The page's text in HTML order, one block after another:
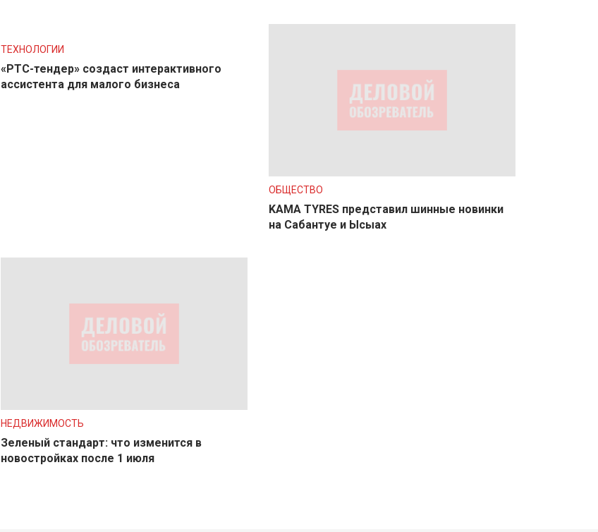
ТЕХНОЛОГИИ
«РТС-тендер» создаст интерактивного
ассистента для малого бизнеса
ОБЩЕСТВО
KAMA TYRES представил шинные новинки
на Сабантуе и Ысыах
НЕДВИЖИМОСТЬ
Зеленый стандарт: что изменится в
новостройках после 1 июля